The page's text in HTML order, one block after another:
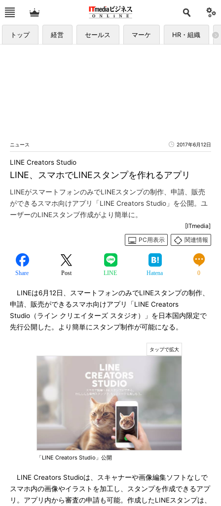
トップ 経営 セールス マーケ HR・組織
ニュース 2017年6月12日
LINE、スマホでLINEスタンプを作れるアプリ
LINE Creators Studio
LINEがスマートフォンのみでLINEスタンプの制作、申請、販売
ができるスマホ向けアプリ「LINE Creators Studio」を公開。ユ
ーザーのLINEスタンプ作成がより簡単に。
[ITmedia]
PC用表示
関連情報
Share Post LINE Hatena 0
LINEは6月12日、スマートフォンのみでLINEスタンプの制作、
申請、販売ができるスマホ向けアプリ「LINE Creators
Studio（ライン クリエイターズ スタジオ）」を日本国内限定で
先行公開した。より簡単にスタンプ制作が可能になる。
「LINE Creators Studio」公開
LINE Creators Studioは、スキャナーや画像編集ソフトなしで
スマホ内の画像やイラストを加工し、スタンプを作成できるアプ
リ。アプリ内から審査の申請も可能。作成したLINEスタンプは、